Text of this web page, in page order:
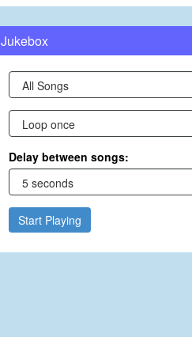
Jukebox
Delay between songs:
Start Playing